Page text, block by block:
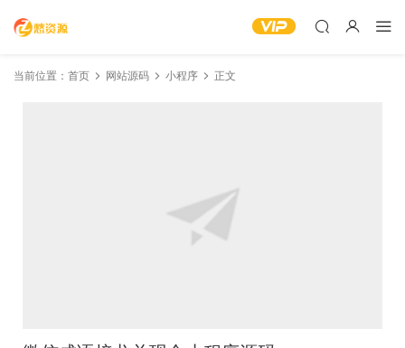
当前位置： 首页 网站源码 小程序 正文